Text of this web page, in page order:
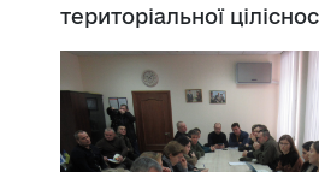
територіальної